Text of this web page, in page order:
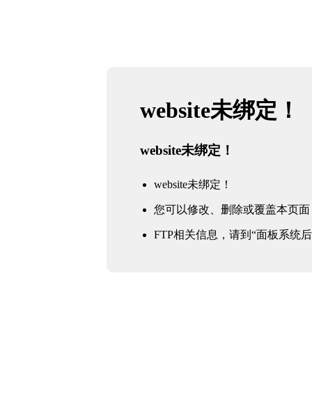
website未绑定！
website未绑定！
website未绑定！
您可以修改、删除或覆盖本页面
FTP相关信息，请到“面板系统